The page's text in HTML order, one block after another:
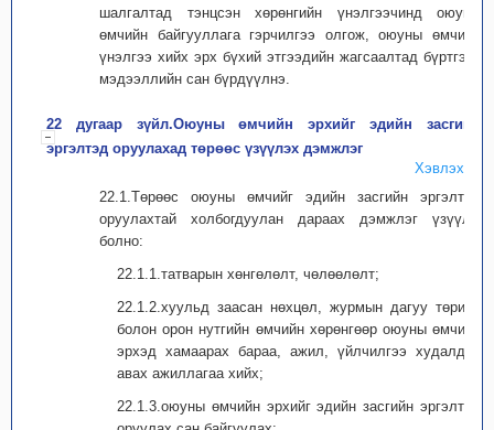
шалгалтад тэнцсэн хөрөнгийн үнэлгээчинд оюуны
өмчийн байгууллага гэрчилгээ олгож, оюуны өмчийн
үнэлгээ хийх эрх бүхий этгээдийн жагсаалтад бүртгэж,
мэдээллийн сан бүрдүүлнэ.
22 дугаар зүйл.Оюуны өмчийн эрхийг эдийн засгийн
эргэлтэд оруулахад төрөөс үзүүлэх дэмжлэг
Хэвлэх
22.1.Төрөөс оюуны өмчийг эдийн засгийн эргэлтэд
оруулахтай холбогдуулан дараах дэмжлэг үзүүлж
болно:
22.1.1.татварын хөнгөлөлт, чөлөөлөлт;
22.1.2.хуульд заасан нөхцөл, журмын дагуу төрийн
болон орон нутгийн өмчийн хөрөнгөөр оюуны өмчийн
эрхэд хамаарах бараа, ажил, үйлчилгээ худалдан
авах ажиллагаа хийх;
22.1.3.оюуны өмчийн эрхийг эдийн засгийн эргэлтэд